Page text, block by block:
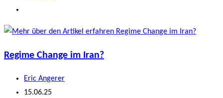
Regime Change im Iran?
Beitrags-
Autor:
Eric Angerer
Beitrag
15.06.25